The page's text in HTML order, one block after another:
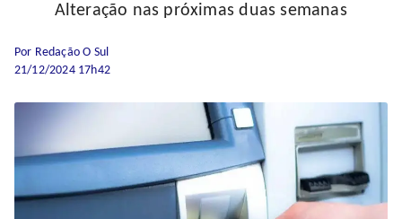
Alteração nas próximas duas semanas
Por Redação O Sul
21/12/2024 17h42